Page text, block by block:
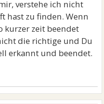
verstehe ich nicht
hast zu finden. Wenn
kurzer zeit beendet
die richtige und Du
erkannt und beendet.